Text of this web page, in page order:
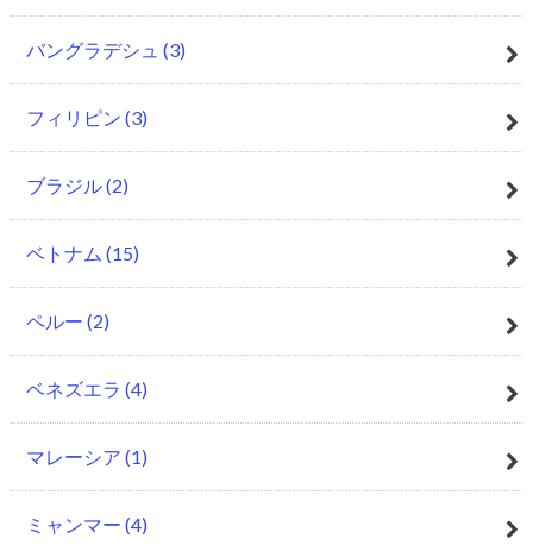
バングラデシュ (3)
フィリピン (3)
ブラジル(2)
ベトナム (15)
ペルー (2)
ベネズエラ (4)
マレーシア (1)
ミャンマー (4)